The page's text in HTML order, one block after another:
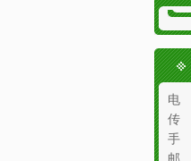
电
传
手